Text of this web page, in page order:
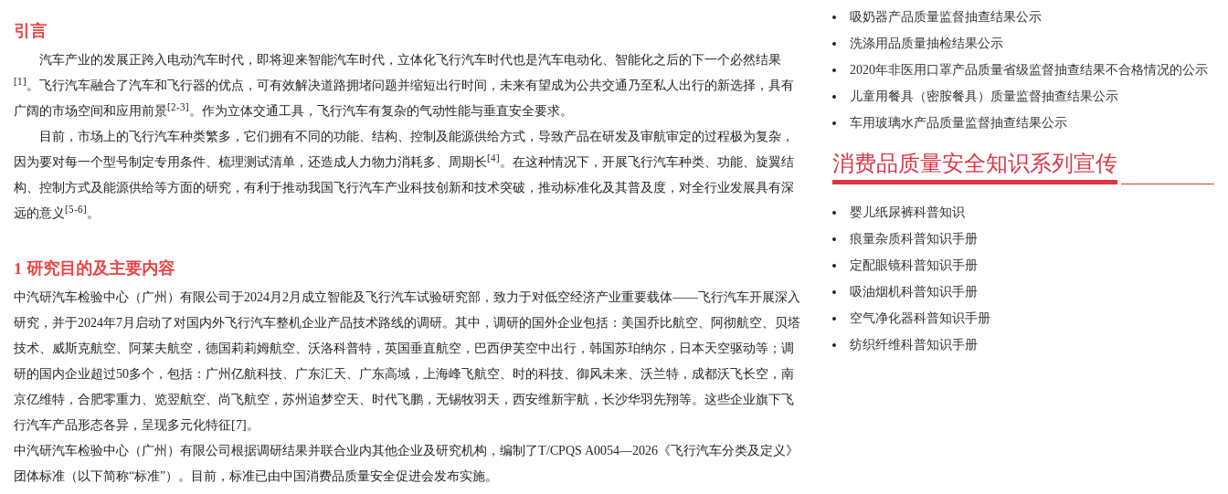
引言
汽车产业的发展正跨入电动汽车时代，即将迎来智能汽车时代，立体化飞行汽车时代也是汽车电动化、智能化之后的下一个必然结果
[1] 。飞行汽车融合了汽车和飞行器的优点，可有效解决道路拥堵问题并缩短出行时间，未来有望成为公共交通乃至私人出行的新选择，具有
广阔的市场空间和应用前景[2-3] 。作为立体交通工具，飞行汽车有复杂的气动性能与垂直安全要求。
目前，市场上的飞行汽车种类繁多，它们拥有不同的功能、结构、控制及能源供给方式，导致产品在研发及审航审定的过程极为复杂，
因为要对每一个型号制定专用条件、梳理测试清单，还造成人力物力消耗多、周期长[4] 。在这种情况下，开展飞行汽车种类、功能、旋翼结
构、控制方式及能源供给等方面的研究，有利于推动我国飞行汽车产业科技创新和技术突破，推动标准化及其普及度，对全行业发展具有深
远的意义 [5-6] 。
1 研究目的及主要内容
中汽研汽车检验中心（广州）有限公司于2024月2月成立智能及飞行汽车试验研究部，致力于对低空经济产业重要载体——飞行汽车开展深入
研究，并于2024年7月启动了对国内外飞行汽车整机企业产品技术路线的调研。其中，调研的国外企业包括：美国乔比航空、阿彻航空、贝塔
技术、威斯克航空、阿莱夫航空，德国莉莉姆航空、沃洛科普特，英国垂直航空，巴西伊芙空中出行，韩国苏珀纳尔，日本天空驱动等；调
研的国内企业超过50多个，包括：广州亿航科技、广东汇天、广东高域，上海峰飞航空、时的科技、御风未来、沃兰特，成都沃飞长空，南
京亿维特，合肥零重力、览翌航空、尚飞航空，苏州追梦空天、时代飞鹏，无锡牧羽天，西安维新宇航，长沙华羽先翔等。这些企业旗下飞
行汽车产品形态各异，呈现多元化特征[7]。
中汽研汽车检验中心（广州）有限公司根据调研结果并联合业内其他企业及研究机构，编制了T/CPQS A0054—2026《飞行汽车分类及定义》
团体标准（以下简称“标准”）。目前，标准已由中国消费品质量安全促进会发布实施。
吸奶器产品质量监督抽查结果公示
洗涤用品质量抽检结果公示
2020年非医用口罩产品质量省级监督抽查结果不合格情况的公示
儿童用餐具（密胺餐具）质量监督抽查结果公示
车用玻璃水产品质量监督抽查结果公示
消费品质量安全知识系列宣传
婴儿纸尿裤科普知识
痕量杂质科普知识手册
定配眼镜科普知识手册
吸油烟机科普知识手册
空气净化器科普知识手册
纺织纤维科普知识手册